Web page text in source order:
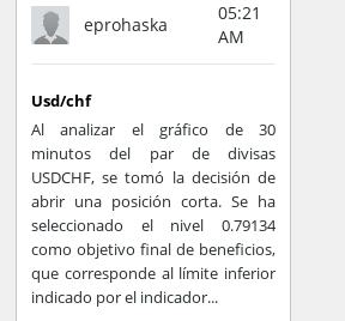
eprohaska
05:21
AM
Usd/chf
Al analizar el gráfico de 30
minutos del par de divisas
USDCHF, se tomó la decisión de
abrir una posición corta. Se ha
seleccionado el nivel 0.79134
como objetivo final de beneficios,
que corresponde al límite inferior
indicado por el indicador...